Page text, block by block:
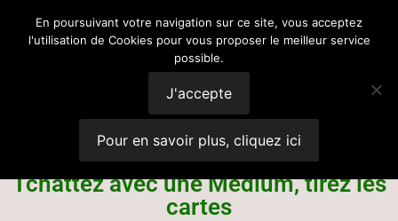
Voyance
Suisse
Tchattez avec une Médium, tirez les
cartes
En poursuivant votre navigation sur ce site, vous acceptez
l'utilisation de Cookies pour vous proposer le meilleur service
possible.
J'accepte
Pour en savoir plus, cliquez ici